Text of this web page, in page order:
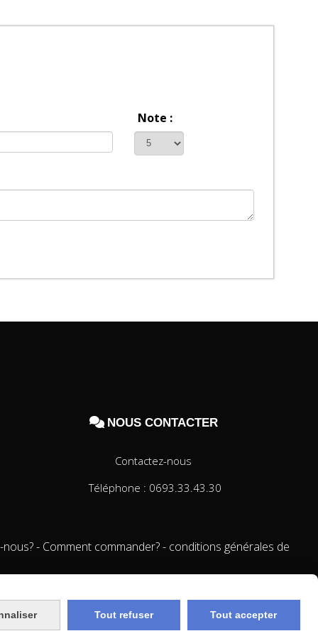
Note :
 NOUS CONTACTER
Contactez-nous
Téléphone : 0693.33.43.30
nous? Comment commander?
conditions générales de
Tout refuser Tout accepter